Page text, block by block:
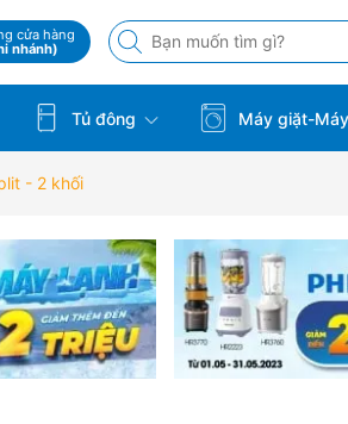
cửa hàng
nhánh)
Tủ đông Máy giặt-
- 2 khối